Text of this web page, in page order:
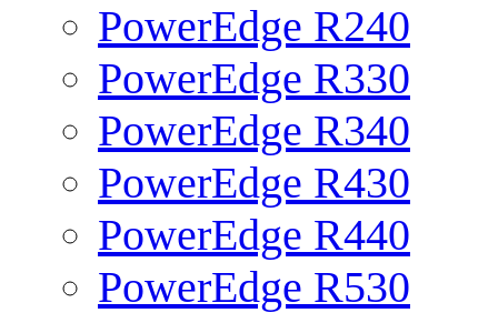
PowerEdge R240
PowerEdge R330
PowerEdge R340
PowerEdge R430
PowerEdge R440
PowerEdge R530